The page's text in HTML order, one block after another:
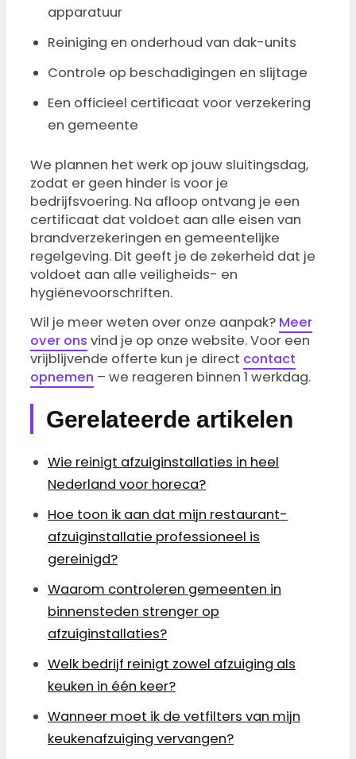
apparatuur
Reiniging en onderhoud van dak-units
Controle op beschadigingen en slijtage
Een officieel certificaat voor verzekering
en gemeente
We plannen het werk op jouw sluitingsdag,
zodat er geen hinder is voor je
bedrijfsvoering. Na afloop ontvang je een
certificaat dat voldoet aan alle eisen van
brandverzekeringen en gemeentelijke
regelgeving. Dit geeft je de zekerheid dat je
voldoet aan alle veiligheids- en
hygiënevoorschriften.
Wil je meer weten over onze aanpak? Meer
over ons vind je op onze website. Voor een
vrijblijvende offerte kun je direct contact
opnemen – we reageren binnen 1 werkdag.
Gerelateerde artikelen
Wie reinigt afzuiginstallaties in heel
Nederland voor horeca?
Hoe toon ik aan dat mijn restaurant-
afzuiginstallatie professioneel is
gereinigd?
Waarom controleren gemeenten in
binnensteden strenger op
afzuiginstallaties?
Welk bedrijf reinigt zowel afzuiging als
keuken in één keer?
Wanneer moet ik de vetfilters van mijn
keukenafzuiging vervangen?